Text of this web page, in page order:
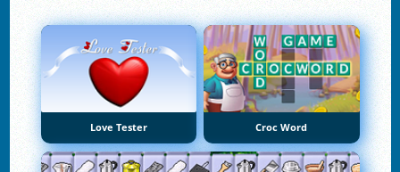
Love Tester Croc Word